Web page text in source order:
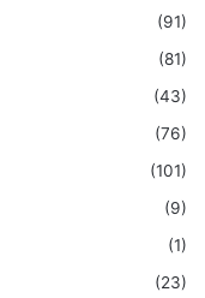
(91)
(81)
(43)
(76)
(101)
(9)
(1)
(23)